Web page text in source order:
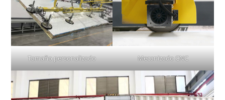
Tamaño personalizado Mecanizado CNC